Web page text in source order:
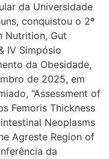
da Universidade
conquistou o 2º
Nutrition, Gut
IV Simpósio
da Obesidade,
de 2025, em
“Assessment of
Femoris Thickness
Neoplasms
Agreste Region of
da